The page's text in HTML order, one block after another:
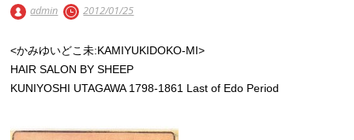
admin 2012/01/25
<かみゆいどこ未:KAMIYUKIDOKO-MI>
HAIR SALON BY SHEEP
KUNIYOSHI UTAGAWA 1798-1861 Last of Edo Period